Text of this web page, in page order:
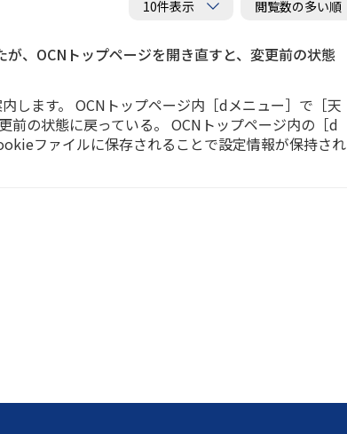
、OCNトップページを開き直すと、変更前の状態
します。 OCNトップページ内［dメニュー］で［天
前の状態に戻っている。 OCNトップページ内の［d
ファイルに保存されることで設定情報が保持され